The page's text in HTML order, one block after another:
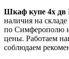
Шкаф купе 4х дв
наличия на
по Симферополю
цены. Работаем
соблюдаем